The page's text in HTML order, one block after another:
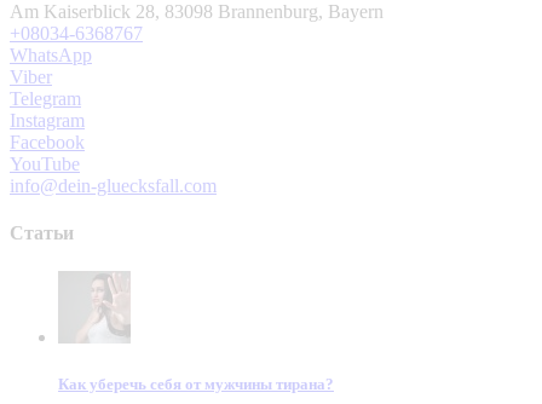
Am Kaiserblick 28, 83098 Brannenburg, Bayern
+08034-6368767
WhatsApp
Viber
Telegram
Instagram
Facebook
YouTube
info@dein-gluecksfall.com
Статьи
Как уберечь себя от мужчины тирана?